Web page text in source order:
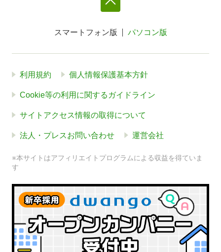
スマートフォン版 パソコン版
利用規約 個人情報保護基本方針
Cookie等の利用に関するガイドライン
サイトアクセス情報の取得について
法人・プレスお問い合わせ 運営会社
※本サイトはアフィリエイトプログラムによる収益を得ていま
す